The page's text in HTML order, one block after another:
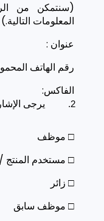
(سنتمكن من
المعلومات التالية.)
رقم الهاتف
الفاكس:
يرجى
□ موظف
□ مستخدم المنتج
□ زائر
□ موظف سابق